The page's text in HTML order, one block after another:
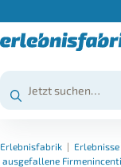
Erlebnisfabrik |
ausgefallene